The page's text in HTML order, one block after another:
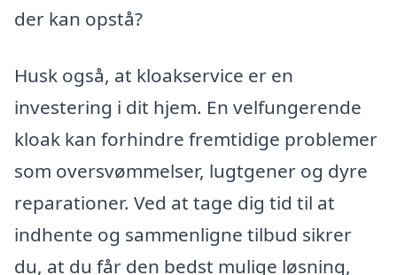
der kan opstå?
Husk også, at kloakservice er en
investering i dit hjem. En velfungerende
kloak kan forhindre fremtidige problemer
som oversvømmelser, lugtgener og dyre
reparationer. Ved at tage dig tid til at
indhente og sammenligne tilbud sikrer
du, at du får den bedst mulige løsning,